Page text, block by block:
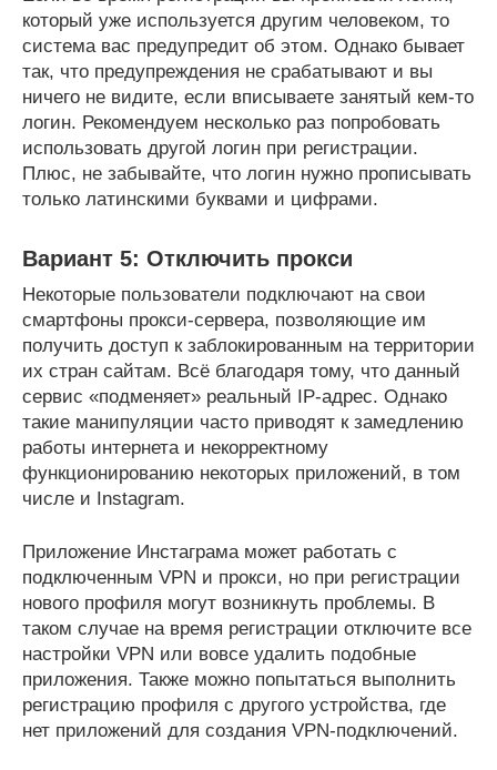
который уже используется другим человеком, то
система вас предупредит об этом. Однако бывает
так, что предупреждения не срабатывают и вы
ничего не видите, если вписываете занятый кем-то
логин. Рекомендуем несколько раз попробовать
использовать другой логин при регистрации.
Плюс, не забывайте, что логин нужно прописывать
только латинскими буквами и цифрами.
Вариант 5: Отключить прокси
Некоторые пользователи подключают на свои
смартфоны прокси-сервера, позволяющие им
получить доступ к заблокированным на территории
их стран сайтам. Всё благодаря тому, что данный
сервис «подменяет» реальный IP-адрес. Однако
такие манипуляции часто приводят к замедлению
работы интернета и некорректному
функционированию некоторых приложений, в том
числе и Instagram.
Приложение Инстаграма может работать с
подключенным VPN и прокси, но при регистрации
нового профиля могут возникнуть проблемы. В
таком случае на время регистрации отключите все
настройки VPN или вовсе удалить подобные
приложения. Также можно попытаться выполнить
регистрацию профиля с другого устройства, где
нет приложений для создания VPN-подключений.